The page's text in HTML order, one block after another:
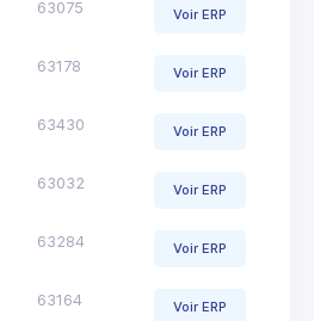
63075 Voir ERP
63178 Voir ERP
63430 Voir ERP
63032 Voir ERP
63284 Voir ERP
63164 Voir ERP